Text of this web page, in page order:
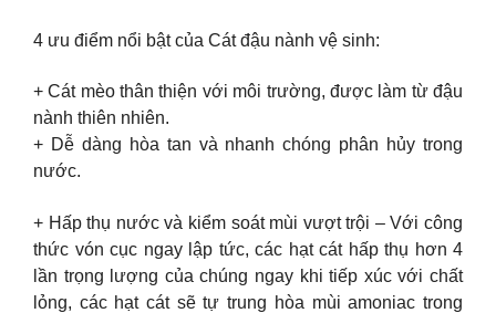
4 ưu điểm nổi bật của Cát đậu nành vệ sinh:
+ Cát mèo thân thiện với môi trường, được làm từ đậu
nành thiên nhiên.
+ Dễ dàng hòa tan và nhanh chóng phân hủy trong
nước.
+ Hấp thụ nước và kiểm soát mùi vượt trội – Với công
thức vón cục ngay lập tức, các hạt cát hấp thụ hơn 4
lần trọng lượng của chúng ngay khi tiếp xúc với chất
lỏng, các hạt cát sẽ tự trung hòa mùi amoniac trong